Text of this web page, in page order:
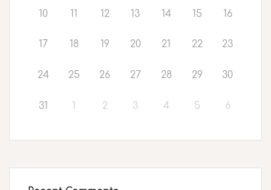
10 11 12 13 14 15 16
17 18 19 20 21 22 23
24 25 26 27 28 29 30
31 1 2 3 4 5 6